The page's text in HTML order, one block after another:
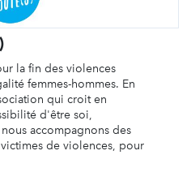
la fin des violences
femmes-hommes. En
qui croit en
d'être soi,
accompagnons des
de violences, pour